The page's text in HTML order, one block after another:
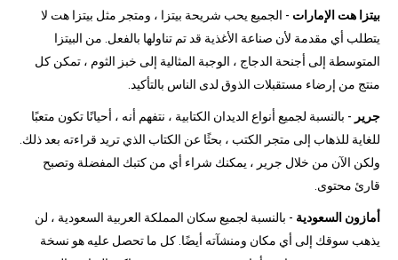
بيتزا هت الإمارات - الجميع يحب شريحة بيتزا ، ومتجر مثل بيتزا هت لا
يتطلب أي مقدمة لأن صناعة الأغذية قد تم تناولها بالفعل. من البيتزا
المتوسطة إلى أجنحة الدجاج ، الوجبة المثالية إلى خبز الثوم ، تمكن كل
منتج من إرضاء مستقبلات الذوق لدى الناس بالتأكيد.
جرير - بالنسبة لجميع أنواع الديدان الكتابية ، نتفهم أنه ، أحيانًا تكون متعبًا
للغاية للذهاب إلى متجر الكتب ، بحثًا عن الكتاب الذي تريد قراءته بعد ذلك.
ولكن الآن من خلال جرير ، يمكنك شراء أي من كتبك المفضلة وتصبح
قارئ محتوى.
أمازون السعودية - بالنسبة لجميع سكان المملكة العربية السعودية ، لن
يذهب سوقك إلى أي مكان ومنشآته أيضًا. كل ما تحصل عليه هو نسخة